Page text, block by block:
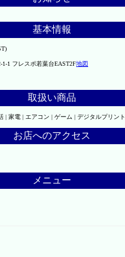
基本情報
1 フレスポ若葉台EAST2F地図
取扱い商品
| 家電 | エアコン | ゲーム | デジタルプリント
お店へのアクセス
メニュー